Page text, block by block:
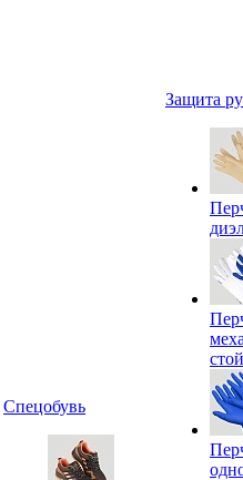
Спецобувь
Защита